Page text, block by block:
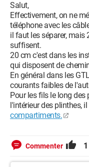
Salut,
Effectivement, on ne
téléphone avec les
il faut les séparer, mais
suffisent.
20 cm c'est dans les
qui disposent de
En général dans les
courants faibles de
Pour les fils le long des
l'intérieur des plinthes,
compartiments.
Commenter 1